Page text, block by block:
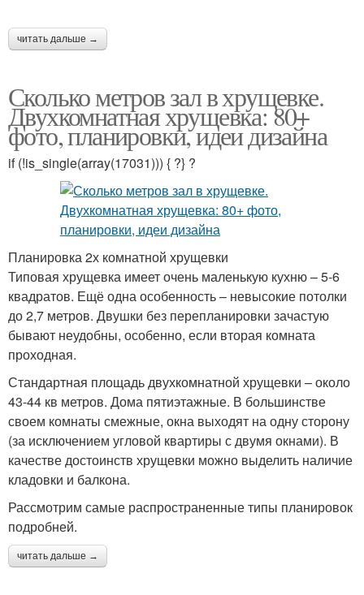
читать дальше →
Сколько метров зал в хрущевке.
Двухкомнатная хрущевка: 80+
фото, планировки, идеи дизайна
if (!is_single(array(17031))) { ?} ?
Планировка 2х комнатной хрущевки
Типовая хрущевка имеет очень маленькую кухню – 5-6
квадратов. Ещё одна особенность – невысокие потолки
до 2,7 метров. Двушки без перепланировки зачастую
бывают неудобны, особенно, если вторая комната
проходная.
Стандартная площадь двухкомнатной хрущевки – около
43-44 кв метров. Дома пятиэтажные. В большинстве
своем комнаты смежные, окна выходят на одну сторону
(за исключением угловой квартиры с двумя окнами). В
качестве достоинств хрущевки можно выделить наличие
кладовки и балкона.
Рассмотрим самые распространенные типы планировок
подробней.
читать дальше →